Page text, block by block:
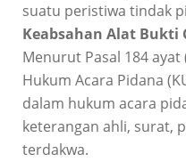
suatu peristiwa tindak
Keabsahan Alat Bukti
Menurut Pasal 184
Hukum Acara Pidana
dalam hukum acara
keterangan ahli, surat,
terdakwa.